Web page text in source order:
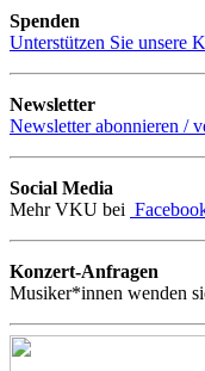
Spenden
Unterstützen Sie unsere
Newsletter
Newsletter abonnieren /
Social Media
Mehr VKU bei
Konzert-Anfragen
Musiker*innen wenden